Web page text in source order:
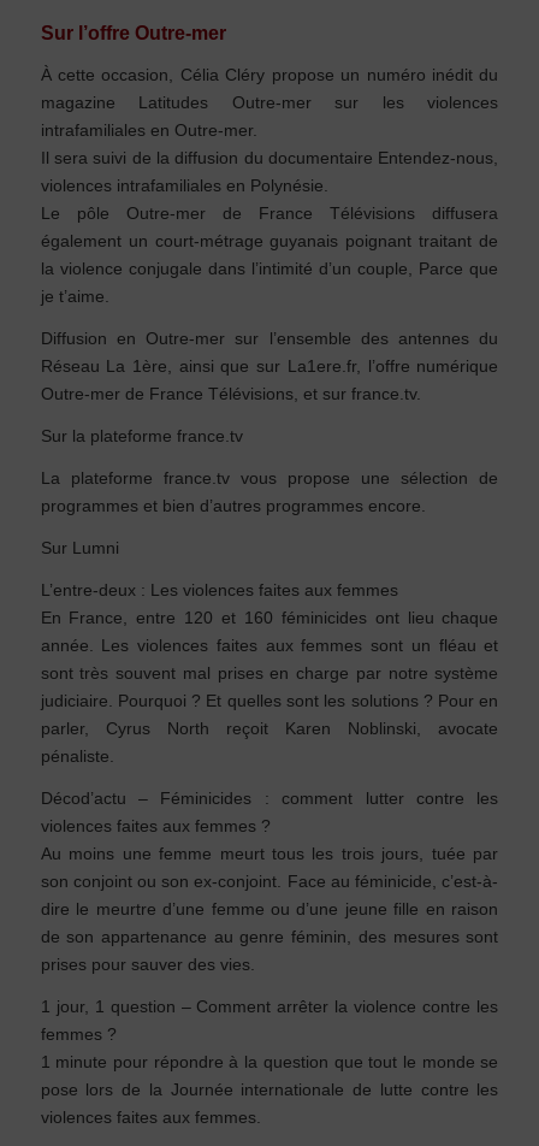
Sur l’offre Outre-mer
À cette occasion, Célia Cléry propose un numéro inédit du
magazine Latitudes Outre-mer sur les violences
intrafamiliales en Outre-mer.
Il sera suivi de la diffusion du documentaire Entendez-nous,
violences intrafamiliales en Polynésie.
Le pôle Outre-mer de France Télévisions diffusera
également un court-métrage guyanais poignant traitant de
la violence conjugale dans l’intimité d’un couple, Parce que
je t’aime.
Diffusion en Outre-mer sur l’ensemble des antennes du
Réseau La 1ère, ainsi que sur La1ere.fr, l’offre numérique
Outre-mer de France Télévisions, et sur france.tv.
Sur la plateforme france.tv
La plateforme france.tv vous propose une sélection de
programmes et bien d’autres programmes encore.
Sur Lumni
L’entre-deux : Les violences faites aux femmes
En France, entre 120 et 160 féminicides ont lieu chaque
année. Les violences faites aux femmes sont un fléau et
sont très souvent mal prises en charge par notre système
judiciaire. Pourquoi ? Et quelles sont les solutions ? Pour en
parler, Cyrus North reçoit Karen Noblinski, avocate
pénaliste.
Décod’actu – Féminicides : comment lutter contre les
violences faites aux femmes ?
Au moins une femme meurt tous les trois jours, tuée par
son conjoint ou son ex-conjoint. Face au féminicide, c’est-à-
dire le meurtre d’une femme ou d’une jeune fille en raison
de son appartenance au genre féminin, des mesures sont
prises pour sauver des vies.
1 jour, 1 question – Comment arrêter la violence contre les
femmes ?
1 minute pour répondre à la question que tout le monde se
pose lors de la Journée internationale de lutte contre les
violences faites aux femmes.